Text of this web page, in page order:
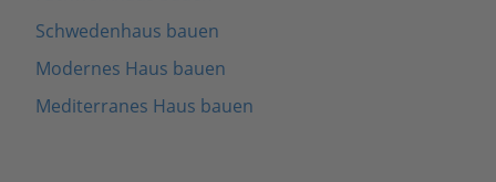
Schwedenhaus bauen
Modernes Haus bauen
Mediterranes Haus bauen